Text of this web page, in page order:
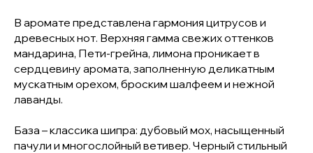
В аромате представлена гармония цитрусов и
древесных нот. Верхняя гамма свежих оттенков
мандарина, Пети-грейна, лимона проникает в
сердцевину аромата, заполненную деликатным
мускатным орехом, броским шалфеем и нежной
лаванды.
База – классика шипра: дубовый мох, насыщенный
пачули и многослойный ветивер. Черный стильный